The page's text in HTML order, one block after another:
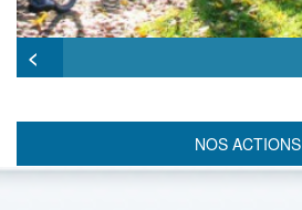
<
NOS ACTIONS